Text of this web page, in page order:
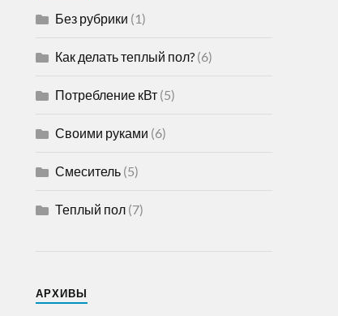
Без рубрики (1)
Как делать теплый пол?(6)
Потребление кВт(5)
Своими руками (6)
Смеситель(5)
Теплый пол(7)
АРХИВЫ